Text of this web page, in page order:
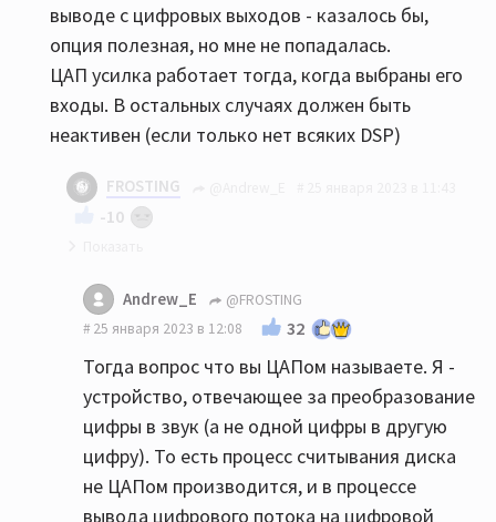
выводе с цифровых выходов - казалось бы,
опция полезная, но мне не попадалась.
ЦАП усилка работает тогда, когда выбраны его
входы. В остальных случаях должен быть
неактивен (если только нет всяких DSP)
FROSTING
-10
ЦАП усилителя получается тогда всегда
работает и ЦАП CD тоже. Что оказывает
конечное влияние на звук? Вообще не шутил,
т.к. вопрос не такой уж тривиальный, как
может показаться на первый взгляд.
ОлЮнидИзЛав хорошо написал, но почему так
происходит (если действительно так) для
меня неочевидно. Сигнал (что по аналогу, что
Andrew_E
@FROSTING
25 января 2023 в 12:08
32
Тогда вопрос что вы ЦАПом называете. Я -
устройство, отвечающее за преобразование
цифры в звук (а не одной цифры в другую
цифру). То есть процесс считывания диска
не ЦАПом производится, и в процессе
вывода цифрового потока на цифровой